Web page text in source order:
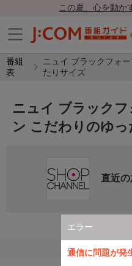
この夏、心を動か
番組
表
ニュイ ブラックフォ
たりサイズ
エラー
通信に問題が発
ニュイ ブラック
ン こだわりのゆ
直近